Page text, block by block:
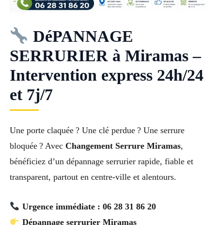
DéPANNAGE
SERRURIER à Miramas –
Intervention express 24h/24
et 7j/7
Une porte claquée ? Une clé perdue ? Une serrure
bloquée ? Avec Changement Serrure Miramas,
bénéficiez d’un dépannage serrurier rapide, fiable et
transparent, partout en centre-ville et alentours.
Urgence immédiate : 06 28 31 86 20
Dépannage serrurier Miramas